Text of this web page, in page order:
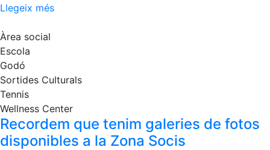
Llegeix més
Àrea social
Escola
Godó
Sortides Culturals
Tennis
Wellness Center
Recordem que tenim galeries de fotos
disponibles a la Zona Socis